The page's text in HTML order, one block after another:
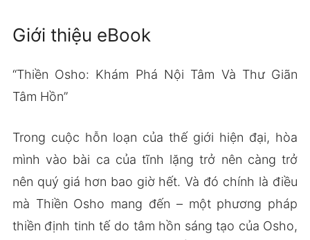
Giới thiệu eBook
“Thiền Osho: Khám Phá Nội Tâm Và Thư Giãn
Tâm Hồn”
Trong cuộc hỗn loạn của thế giới hiện đại, hòa
mình vào bài ca của tĩnh lặng trở nên càng trở
nên quý giá hơn bao giờ hết. Và đó chính là điều
mà Thiền Osho mang đến – một phương pháp
thiền định tinh tế do tâm hồn sáng tạo của Osho,